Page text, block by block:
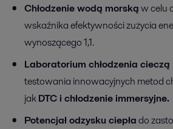
Chłodzenie wodą morskąw celu
wskaźnika efektywności zużycia
wynoszącego 1,1.
Laboratorium chłodzenia cieczą
testowania innowacyjnych metod
jakDTC i chłodzenie immersyjne.
Potencjał odzysku ciepłado